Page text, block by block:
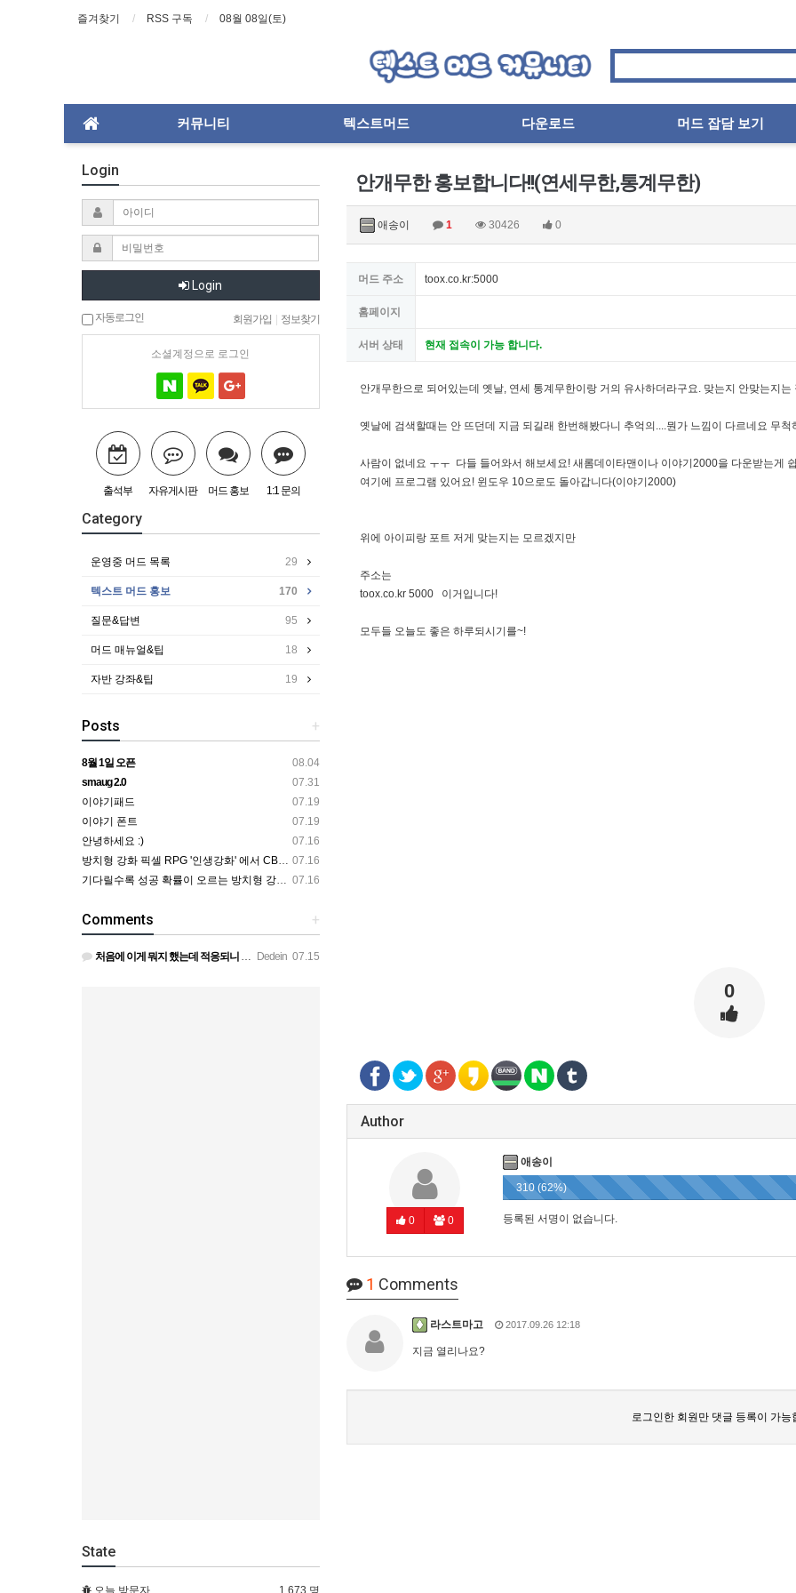
즐겨찾기 RSS 구독 08월 08일(토)
커뮤니티 텍스트머드 다운로드 머드 잡담 보기
안개무한 홍보합니다!!(연세무한,통계무한)
애송이 1 30426 0
머드 주소 toox.co.kr:5000
홈페이지
서버 상태 현재 접속이 가능 합니다.
안개무한으로 되어있는데 옛날, 연세 통계무한이랑 거의 유사하더라구요. 맞는지 안맞는지는
옛날에 검색할때는 안 뜨던데 지금 되길래 한번해봤다니 추억의....뭔가 느낌이 다르네요 무
사람이 없네요 ㅜㅜ 다들 들어와서 해보세요! 새롬데이타맨이나 이야기2000을 다운받는게
여기에 프로그램 있어요! 윈도우 10으로도 돌아갑니다(이야기2000)
위에 아이피랑 포트 저게 맞는지는 모르겠지만
주소는
toox.co.kr 5000 이거입니다!
모두들 오늘도 좋은 하루되시기를~!
0
Author
0 0
애송이
310 (62%)
등록된 서명이 없습니다.
1 Comments
라스트마고 2017.09.26 12:18
지금 열리나요?
로그인한 회원만 댓글 등록이 가능
Login
Login
자동로그인 회원가입 정보찾기
소셜계정으로 로그인
출석부 자유게시판 머드 홍보 1:1 문의
Category
운영중 머드 목록 29
텍스트 머드 홍보 170
질문&답변 95
머드 매뉴얼&팁 18
자반 강좌&팁 19
+
Posts
08.04
8월 1일 오픈
07.31
smaug 2.0
07.19
이야기패드
07.19
이야기 폰트
07.16
안녕하세요 :)
07.16
방치형 강화 픽셀 RPG '인생강화' 에서 CBT 인원을 모집합니다.
07.16
기다릴수록 성공 확률이 오르는 방치형 강화 RPG — 인생강화 ※8월 초 오픈 예정 (현재 CBT 중)
+
Comments
Dedein 07.15
처음에 이게 뭐지 했는데 적응되니 할만하네요 정보가 없긴하지만 게밍 안에 게시판 에서 하나씩 찾아보면은 그래…
State
오늘 방문자 1,673 명